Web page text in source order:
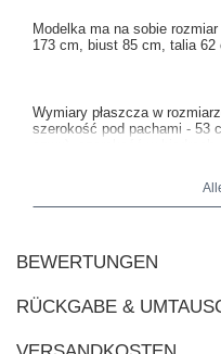
Modelka ma na sobie
173 cm, biust 85 cm, talia 62
Wymiary płaszcza w
szerokość pod pachami - 53
BEWERTUNGEN
RÜCKGABE &